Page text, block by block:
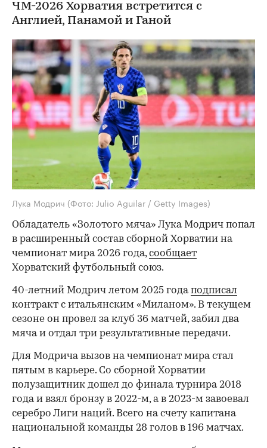
ЧМ-2026 Хорватия встретится с
Англией, Панамой и Ганой
Лука Модрич (Фото: Julio Aguilar / Getty Images)
Обладатель «Золотого мяча» Лука Модрич попал
в расширенный состав сборной Хорватии на
чемпионат мира 2026 года,сообщает
Хорватский футбольный союз.
40-летний Модрич летом 2025 годаподписал
контракт с итальянским «Миланом». В текущем
сезоне он провел за клуб 36 матчей, забил два
мяча и отдал три результативные передачи.
Для Модрича вызов на чемпионат мира стал
пятым в карьере. Со сборной Хорватии
полузащитник дошел до финала турнира 2018
года и взял бронзу в 2022-м, а в 2023-м завоевал
серебро Лиги наций. Всего на счету капитана
национальной команды 28 голов в 196 матчах.